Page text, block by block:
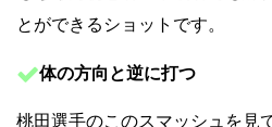
とができるショットです。
体の方向と逆に打つ
桃田選手のこのスマッシュを見